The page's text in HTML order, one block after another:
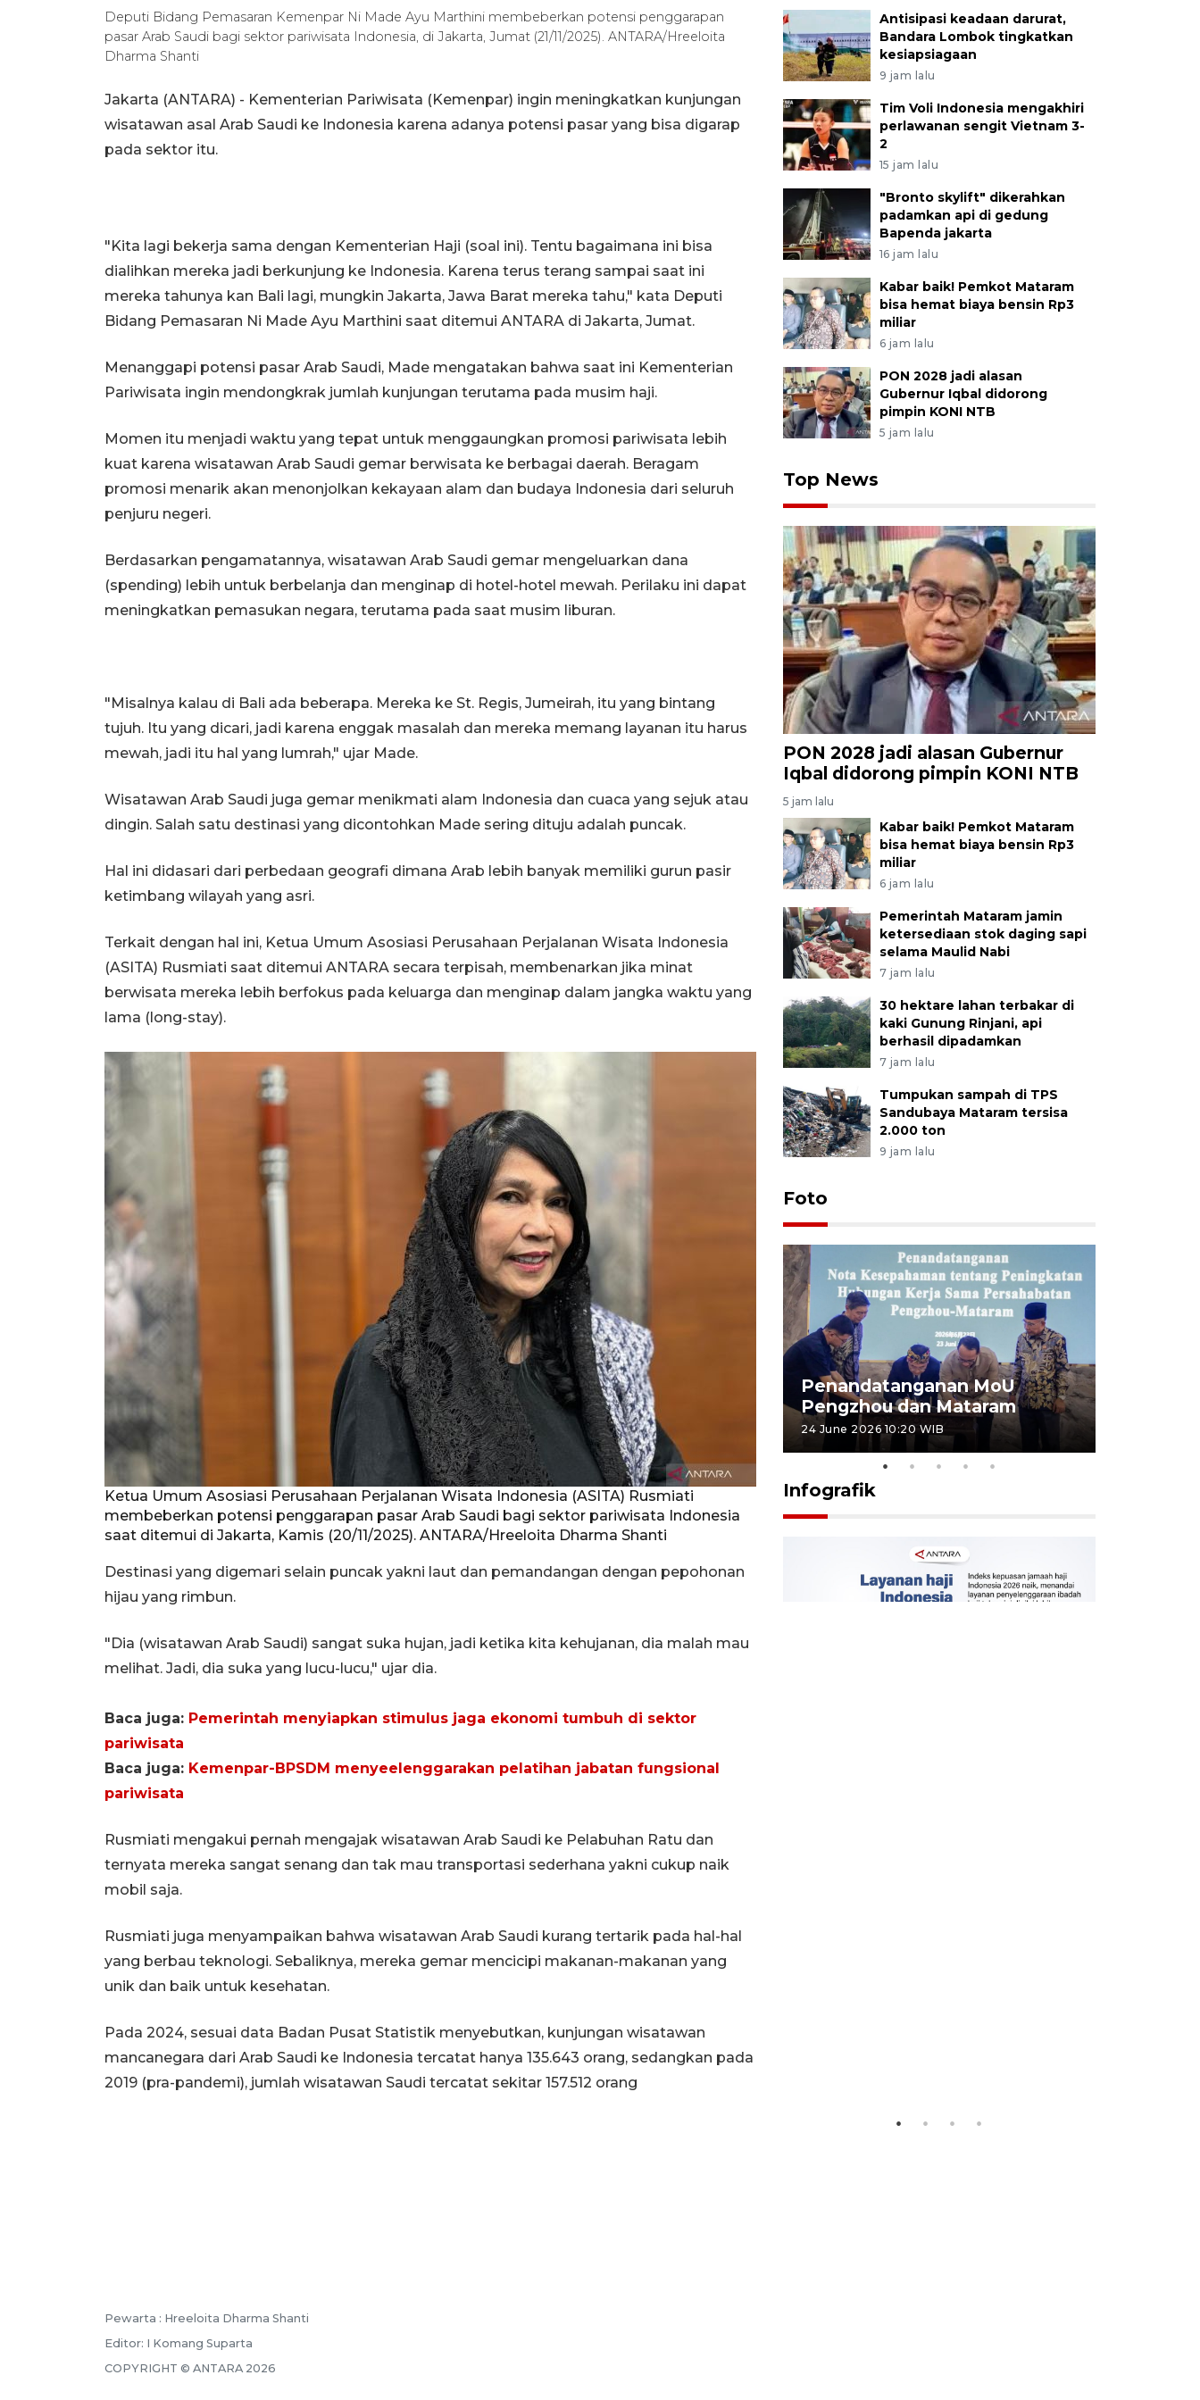
Deputi Bidang Pemasaran Kemenpar Ni Made Ayu Marthini membeberkan potensi penggarapan
pasar Arab Saudi bagi sektor pariwisata Indonesia, di Jakarta, Jumat (21/11/2025). ANTARA/Hreeloita
Dharma Shanti
Jakarta (ANTARA) - Kementerian Pariwisata (Kemenpar) ingin meningkatkan kunjungan
wisatawan asal Arab Saudi ke Indonesia karena adanya potensi pasar yang bisa digarap
pada sektor itu.
"Kita lagi bekerja sama dengan Kementerian Haji (soal ini). Tentu bagaimana ini bisa
dialihkan mereka jadi berkunjung ke Indonesia. Karena terus terang sampai saat ini
mereka tahunya kan Bali lagi, mungkin Jakarta, Jawa Barat mereka tahu," kata Deputi
Bidang Pemasaran Ni Made Ayu Marthini saat ditemui ANTARA di Jakarta, Jumat.
Menanggapi potensi pasar Arab Saudi, Made mengatakan bahwa saat ini Kementerian
Pariwisata ingin mendongkrak jumlah kunjungan terutama pada musim haji.
Momen itu menjadi waktu yang tepat untuk menggaungkan promosi pariwisata lebih
kuat karena wisatawan Arab Saudi gemar berwisata ke berbagai daerah. Beragam
promosi menarik akan menonjolkan kekayaan alam dan budaya Indonesia dari seluruh
penjuru negeri.
Berdasarkan pengamatannya, wisatawan Arab Saudi gemar mengeluarkan dana
(spending) lebih untuk berbelanja dan menginap di hotel-hotel mewah. Perilaku ini dapat
meningkatkan pemasukan negara, terutama pada saat musim liburan.
"Misalnya kalau di Bali ada beberapa. Mereka ke St. Regis, Jumeirah, itu yang bintang
tujuh. Itu yang dicari, jadi karena enggak masalah dan mereka memang layanan itu harus
mewah, jadi itu hal yang lumrah," ujar Made.
Wisatawan Arab Saudi juga gemar menikmati alam Indonesia dan cuaca yang sejuk atau
dingin. Salah satu destinasi yang dicontohkan Made sering dituju adalah puncak.
Hal ini didasari dari perbedaan geografi dimana Arab lebih banyak memiliki gurun pasir
ketimbang wilayah yang asri.
Terkait dengan hal ini, Ketua Umum Asosiasi Perusahaan Perjalanan Wisata Indonesia
(ASITA) Rusmiati saat ditemui ANTARA secara terpisah, membenarkan jika minat
berwisata mereka lebih berfokus pada keluarga dan menginap dalam jangka waktu yang
lama (long-stay).
Ketua Umum Asosiasi Perusahaan Perjalanan Wisata Indonesia (ASITA) Rusmiati
membeberkan potensi penggarapan pasar Arab Saudi bagi sektor pariwisata Indonesia
saat ditemui di Jakarta, Kamis (20/11/2025). ANTARA/Hreeloita Dharma Shanti
Destinasi yang digemari selain puncak yakni laut dan pemandangan dengan pepohonan
hijau yang rimbun.
"Dia (wisatawan Arab Saudi) sangat suka hujan, jadi ketika kita kehujanan, dia malah mau
melihat. Jadi, dia suka yang lucu-lucu," ujar dia.
Baca juga: Pemerintah menyiapkan stimulus jaga ekonomi tumbuh di sektor
pariwisata
Baca juga: Kemenpar-BPSDM menyeelenggarakan pelatihan jabatan fungsional
pariwisata
Rusmiati mengakui pernah mengajak wisatawan Arab Saudi ke Pelabuhan Ratu dan
ternyata mereka sangat senang dan tak mau transportasi sederhana yakni cukup naik
mobil saja.
Rusmiati juga menyampaikan bahwa wisatawan Arab Saudi kurang tertarik pada hal-hal
yang berbau teknologi. Sebaliknya, mereka gemar mencicipi makanan-makanan yang
unik dan baik untuk kesehatan.
Pada 2024, sesuai data Badan Pusat Statistik menyebutkan, kunjungan wisatawan
mancanegara dari Arab Saudi ke Indonesia tercatat hanya 135.643 orang, sedangkan pada
2019 (pra-pandemi), jumlah wisatawan Saudi tercatat sekitar 157.512 orang
Pewarta : Hreeloita Dharma Shanti
Editor: I Komang Suparta
COPYRIGHT © ANTARA 2026
Antisipasi keadaan darurat,
Bandara Lombok tingkatkan
kesiapsiagaan
9 jam lalu
Tim Voli Indonesia mengakhiri
perlawanan sengit Vietnam 3-
2
15 jam lalu
"Bronto skylift" dikerahkan
padamkan api di gedung
Bapenda jakarta
16 jam lalu
Kabar baik! Pemkot Mataram
bisa hemat biaya bensin Rp3
miliar
6 jam lalu
PON 2028 jadi alasan
Gubernur Iqbal didorong
pimpin KONI NTB
5 jam lalu
Top News
PON 2028 jadi alasan Gubernur
Iqbal didorong pimpin KONI NTB
5 jam lalu
Kabar baik! Pemkot Mataram
bisa hemat biaya bensin Rp3
miliar
6 jam lalu
Pemerintah Mataram jamin
ketersediaan stok daging sapi
selama Maulid Nabi
7 jam lalu
30 hektare lahan terbakar di
kaki Gunung Rinjani, api
berhasil dipadamkan
7 jam lalu
Tumpukan sampah di TPS
Sandubaya Mataram tersisa
2.000 ton
9 jam lalu
Foto
Sidang putusan terdakwa
pembunuhan Brigadir Nurhadi
10 March 2026 12:55 WIB
Penandatanganan MoU
Pengzhou dan Mataram
24 June 2026 10:20 WIB
Infografik
160 ribu sambungan baru
jaringan gas 2026